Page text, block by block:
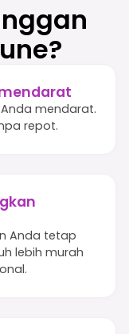
mendarat.
repot.
Anda tetap
lebih murah